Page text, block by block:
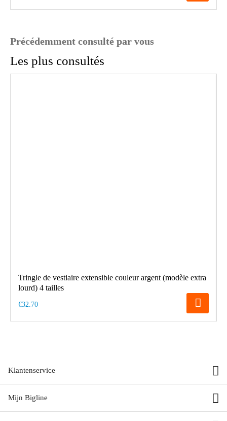
Précédemment consulté par vous
Les plus consultés
Tringle de vestiaire extensible couleur argent (modèle extra
lourd) 4 tailles
€32.70
Klantenservice
Mijn Bigline